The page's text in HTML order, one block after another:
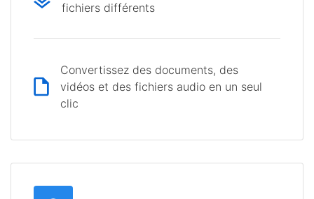
fichiers différents
Convertissez des documents, des
vidéos et des fichiers audio en un seul
clic